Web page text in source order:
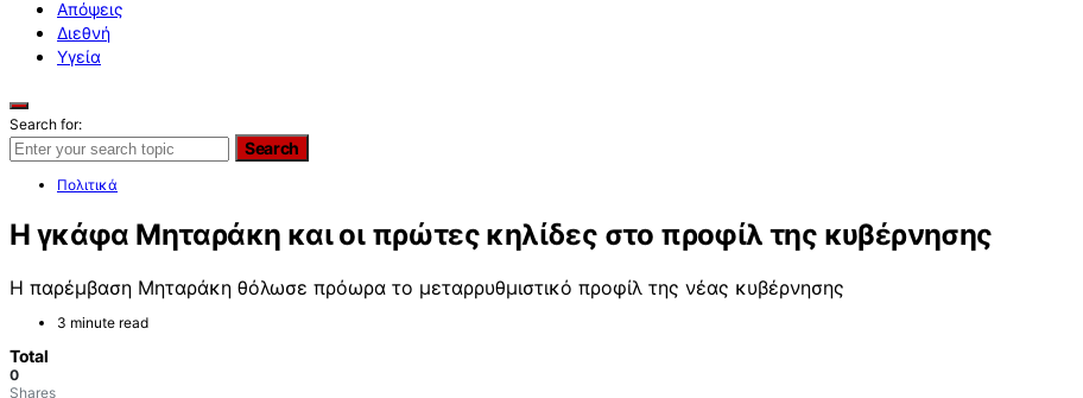
Απόψεις
Διεθνή
Υγεία
Search for:
Search
Πολιτικά
Η γκάφα Μηταράκη και οι πρώτες κηλίδες στο προφίλ της κυβέρνησης
Η παρέμβαση Μηταράκη θόλωσε πρόωρα το μεταρρυθμιστικό προφίλ της νέας κυβέρνησης
3 minute read
Total
0
Shares